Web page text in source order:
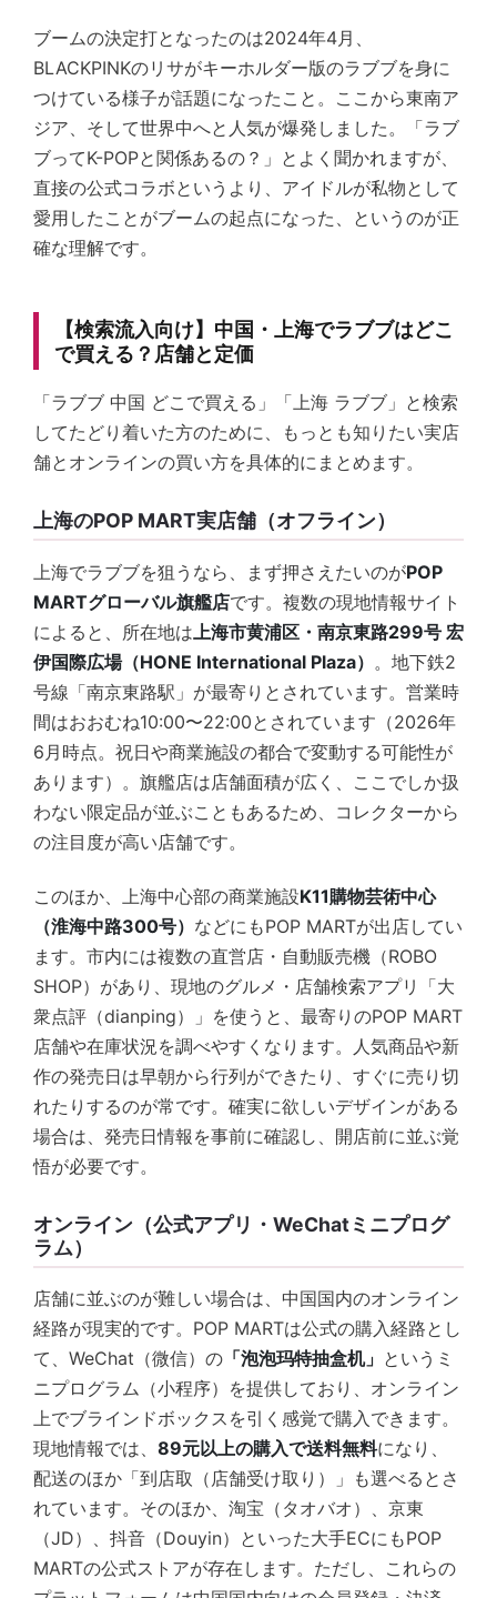
ブームの決定打となったのは2024年4月、
BLACKPINKのリサがキーホルダー版のラブブを身に
つけている様子が話題になったこと。ここから東南ア
ジア、そして世界中へと人気が爆発しました。「ラブ
ブってK-POPと関係あるの？」とよく聞かれますが、
直接の公式コラボというより、アイドルが私物として
愛用したことがブームの起点になった、というのが正
確な理解です。
【検索流入向け】中国・上海でラブブはどこ
で買える？店舗と定価
「ラブブ 中国 どこで買える」「上海 ラブブ」と検索
してたどり着いた方のために、もっとも知りたい実店
舗とオンラインの買い方を具体的にまとめます。
上海のPOP MART実店舗（オフライン）
上海でラブブを狙うなら、まず押さえたいのがPOP
MARTグローバル旗艦店です。複数の現地情報サイト
によると、所在地は 上海市黄浦区・南京東路299号 宏
伊国際広場（HONE International Plaza） 。地下鉄2
号線「南京東路駅」が最寄りとされています。営業時
間はおおむね10:00〜22:00とされています（2026年
6月時点。祝日や商業施設の都合で変動する可能性が
あります）。旗艦店は店舗面積が広く、ここでしか扱
わない限定品が並ぶこともあるため、コレクターから
の注目度が高い店舗です。
このほか、上海中心部の商業施設K11購物芸術中心
（淮海中路300号） などにもPOP MARTが出店してい
ます。市内には複数の直営店・自動販売機（ROBO
SHOP）があり、現地のグルメ・店舗検索アプリ「大
衆点評（dianping）」を使うと、最寄りのPOP MART
店舗や在庫状況を調べやすくなります。人気商品や新
作の発売日は早朝から行列ができたり、すぐに売り切
れたりするのが常です。確実に欲しいデザインがある
場合は、発売日情報を事前に確認し、開店前に並ぶ覚
悟が必要です。
オンライン（公式アプリ・WeChatミニプログ
ラム）
店舗に並ぶのが難しい場合は、中国国内のオンライン
経路が現実的です。POP MARTは公式の購入経路とし
て、WeChat（微信）の 「泡泡玛特抽盒机」 というミ
ニプログラム（小程序）を提供しており、オンライン
上でブラインドボックスを引く感覚で購入できます。
現地情報では、 89元以上の購入で送料無料になり、
配送のほか「到店取（店舗受け取り）」も選べるとさ
れています。そのほか、淘宝（タオバオ）、京東
（JD）、抖音（Douyin）といった大手ECにもPOP
MARTの公式ストアが存在します。ただし、これらの